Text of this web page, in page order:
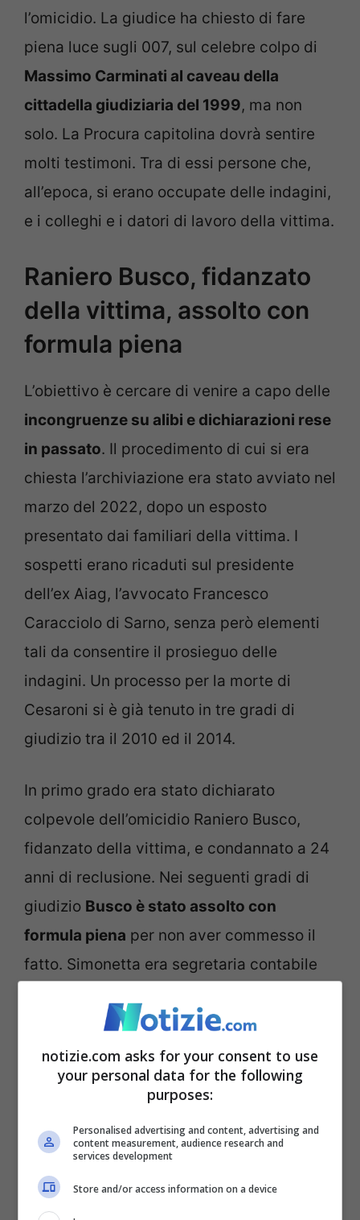
l’omicidio. La giudice ha chiesto di fare
piena luce sugli 007, sul celebre colpo di
Massimo Carminati al caveau della
cittadella giudiziaria del 1999, ma non
solo. La Procura capitolina dovrà sentire
molti testimoni. Tra di essi persone che,
all’epoca, si erano occupate delle indagini,
e i colleghi e i datori di lavoro della vittima.
Raniero Busco, fidanzato
della vittima, assolto con
formula piena
L’obiettivo è cercare di venire a capo delle
incongruenze su alibi e dichiarazioni rese
in passato. Il procedimento di cui si era
chiesta l’archiviazione era stato avviato nel
marzo del 2022, dopo un esposto
presentato dai familiari della vittima. I
sospetti erano ricaduti sul presidente
dell’ex Aiag, l’avvocato Francesco
Caracciolo di Sarno, senza però elementi
tali da consentire il prosieguo delle
indagini. Un processo per la morte di
Cesaroni si è già tenuto in tre gradi di
giudizio tra il 2010 ed il 2014.
In primo grado era stato dichiarato
colpevole dell’omicidio Raniero Busco,
fidanzato della vittima, e condannato a 24
anni di reclusione. Nei seguenti gradi di
giudizio Busco è stato assolto con
formula piena per non aver commesso il
fatto. Simonetta era segretaria contabile
clienti dello studio figurava l’Aiag,
l’Associazione Italiana Alberghi della
Gioventù. Nel pomeriggio del 7 agosto
Cesaroni doveva sbrigare alcune pratiche
presso l’Aiag, in via Poma.
notizie.com asks for your consent to use
your personal data for the following
purposes:
Personalised advertising and content, advertising and
content measurement, audience research and
services development
Store and/or access information on a device